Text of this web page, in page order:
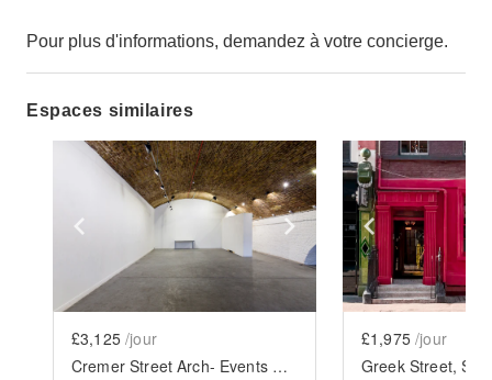
Pour plus d'informations, demandez à votre concierge.
Espaces similaires
Show previous slide Show next slide
£3,125 /jour
Cremer Street Arch- Events Space
Show
£1,975 /jour